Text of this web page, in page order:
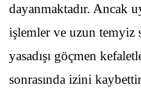
dayanmaktadır. Ancak
işlemler ve uzun temyiz
yasadışı göçmen
sonrasında izini